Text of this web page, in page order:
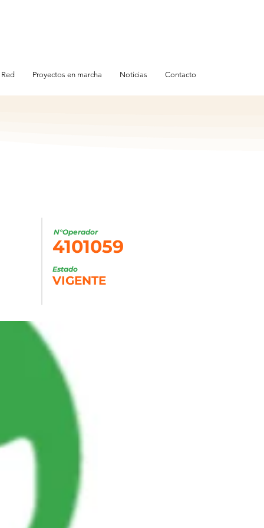
Proyectos en marcha Noticias Contacto
N°Operador
4101059
VIGENTE
Estado